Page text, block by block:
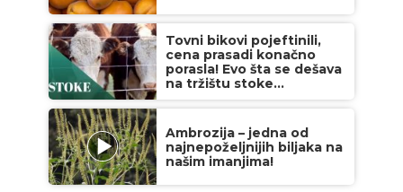
Tovni bikovi pojeftinili,
cena prasadi konačno
porasla! Evo šta se dešava
na tržištu stoke...
Ambrozija – jedna od
najnepoželjnijih biljaka na
našim imanjima!